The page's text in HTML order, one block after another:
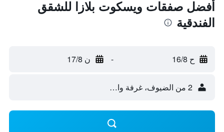
أفضل صفقات ويسكوت بلازا للشقق
الفندقية
ح 16/8 - ن 17/8
2 من الضيوف، غرفة واحدة